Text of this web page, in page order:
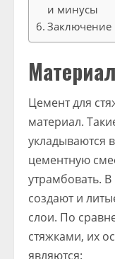
и минусы
Заключение
Цемент для
материал.
укладываются
цементную
утрамбовать.
создают и
слои. По
стяжками, их
являются: